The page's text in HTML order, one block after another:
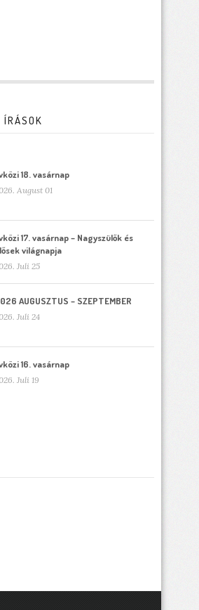
ÍRÁSOK
18. vasárnap
August 01
17. vasárnap – Nagyszülők és
világnapja
Juli 25
AUGUSZTUS – SZEPTEMBER
Juli 24
16. vasárnap
Juli 19